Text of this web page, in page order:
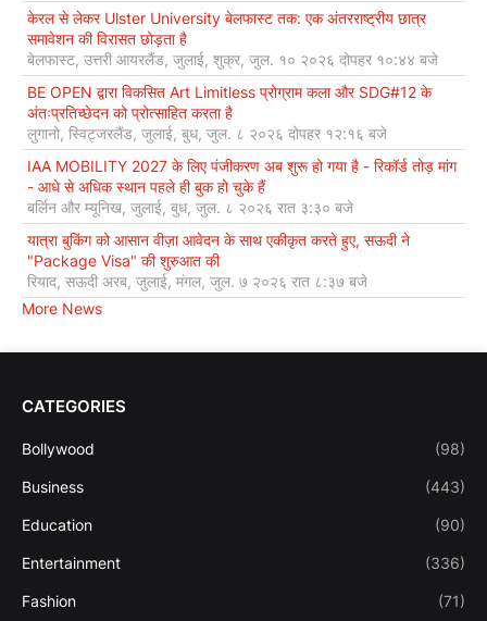
केरल से लेकर Ulster University बेलफास्ट तक: एक अंतरराष्ट्रीय छात्र
समावेशन की विरासत छोड़ता है
बेलफास्ट, उत्तरी आयरलैंड, जुलाई, शुक्र, जुल. १० २०२६ दोपहर १०:४४ बजे
BE OPEN द्वारा विकसित Art Limitless प्रोग्राम कला और SDG#12 के
अंतःप्रतिच्छेदन को प्रोत्साहित करता है
लुगानो, स्विट्जरलैंड, जुलाई, बुध, जुल. ८ २०२६ दोपहर १२:१६ बजे
IAA MOBILITY 2027 के लिए पंजीकरण अब शुरू हो गया है - रिकॉर्ड तोड़ मांग
- आधे से अधिक स्थान पहले ही बुक हो चुके हैं
बर्लिन और म्यूनिख, जुलाई, बुध, जुल. ८ २०२६ रात ३:३० बजे
यात्रा बुकिंग को आसान वीज़ा आवेदन के साथ एकीकृत करते हुए, सऊदी ने
"Package Visa" की शुरुआत की
रियाद, सऊदी अरब, जुलाई, मंगल, जुल. ७ २०२६ रात ८:३७ बजे
More News
CATEGORIES
Bollywood (98)
Business (443)
Education (90)
Entertainment (336)
Fashion (71)